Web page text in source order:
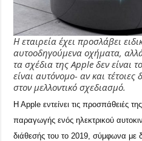
Η εταιρεία έχει προσλάβει
αυτοοδηγούμενα οχήματα,
τα σχέδια της Apple δεν είναι
είναι αυτόνομο- αν και τέτοιες
στον μελλοντικό σχεδιασμό.
Η Αpple εντείνει τις προσπάθειές
παραγωγής ενός ηλεκτρικού
διάθεσής του το 2019, σύμφωνα με